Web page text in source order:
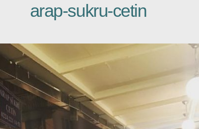
arap-sukru-cetin